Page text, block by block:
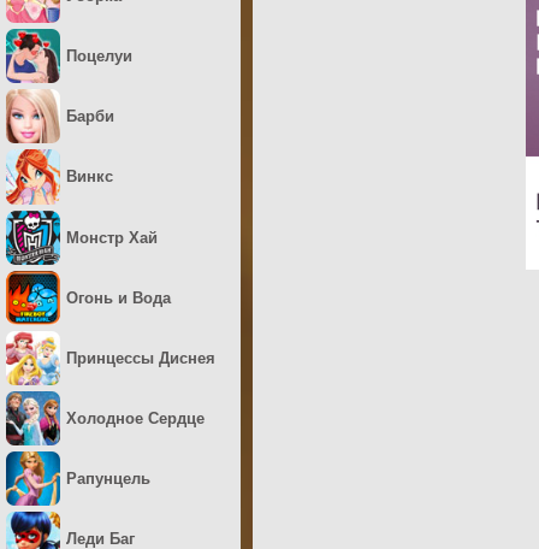
Поцелуи
Барби
Винкс
Монстр Хай
Огонь и Вода
Принцессы Диснея
Холодное Сердце
Рапунцель
Леди Баг